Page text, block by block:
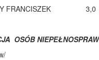
FRANCISZEK 3,0
OSÓB